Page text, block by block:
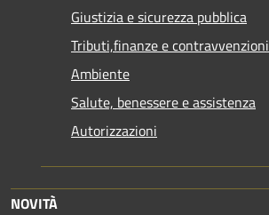
Giustizia e sicurezza pubblica
Tributi,finanze e contravvenzioni
Ambiente
Salute, benessere e assistenza
Autorizzazioni
NOVITÀ